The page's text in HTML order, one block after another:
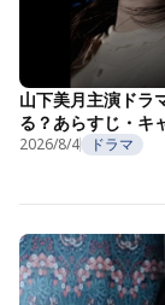
山下美月主演ドラ
る？あらすじ・キ
2026/8/4 ドラマ